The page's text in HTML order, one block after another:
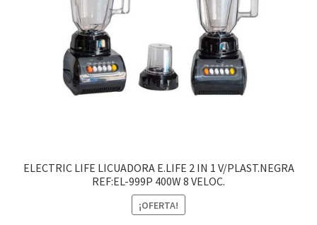
ELECTRIC LIFE LICUADORA E.LIFE 2 IN 1 V/PLAST.NEGRA
REF:EL-999P 400W 8 VELOC.
¡OFERTA!